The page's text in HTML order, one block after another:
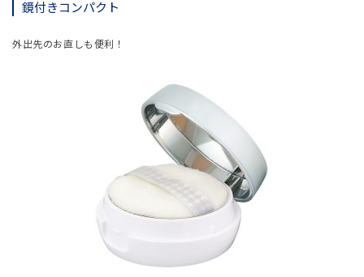
鏡付きコンパクト
外出先のお直しも便利！